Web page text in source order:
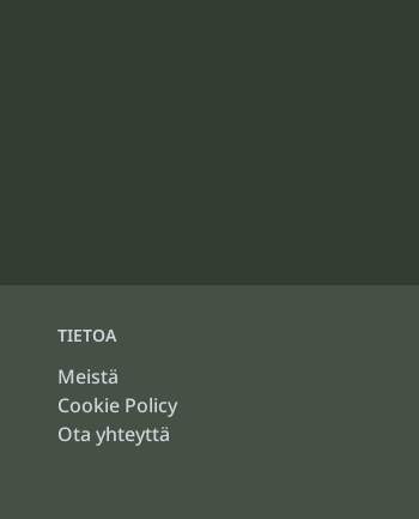
TIETOA
Meistä
Cookie Policy
Ota yhteyttä